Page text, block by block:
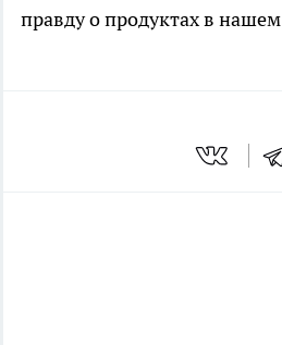
правду о продуктах в нашем